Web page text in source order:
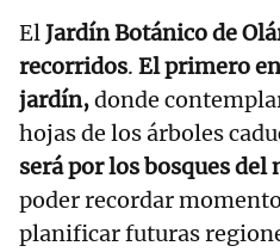
ElJardín Botánico de
recorridos. El primero
jardín,donde
hojas de los árboles
será por los bosques
poder recordar
planificar futuras